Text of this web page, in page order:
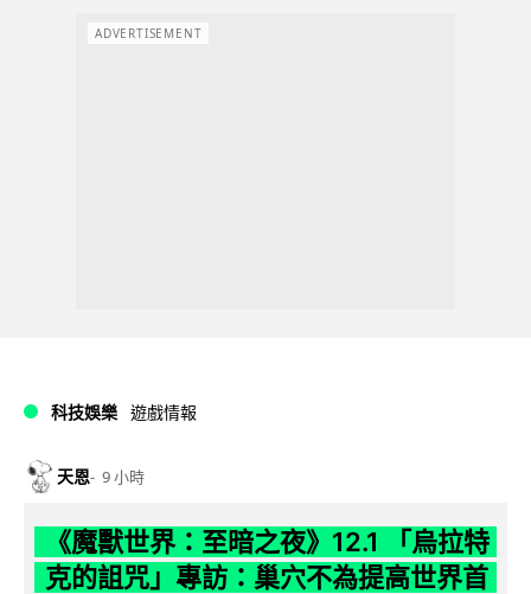
ADVERTISEMENT
科技娛樂 遊戲情報
天恩 9 小時
《魔獸世界：至暗之夜》12.1 「烏拉特
克的詛咒」專訪：巢穴不為提高世界首